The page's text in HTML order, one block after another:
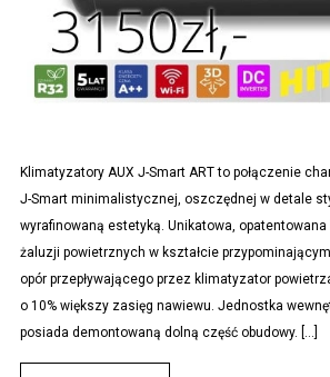
Klimatyzatory AUX J-Smart ART to połączenie
J-Smart minimalistycznej, oszczędnej w detale
wyrafinowaną estetyką. Unikatowa,
żaluzji powietrznych w kształcie
opór przepływającego przez klimatyzator
o 10% większy zasięg nawiewu. Jednostka
posiada demontowaną dolną część obudowy. […]